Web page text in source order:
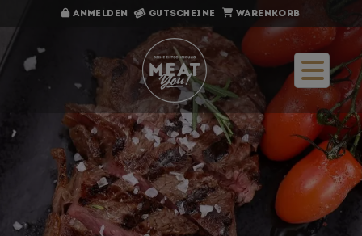
Direkt zum Hauptinhalt
Anmelden Gutscheine Warenkorb